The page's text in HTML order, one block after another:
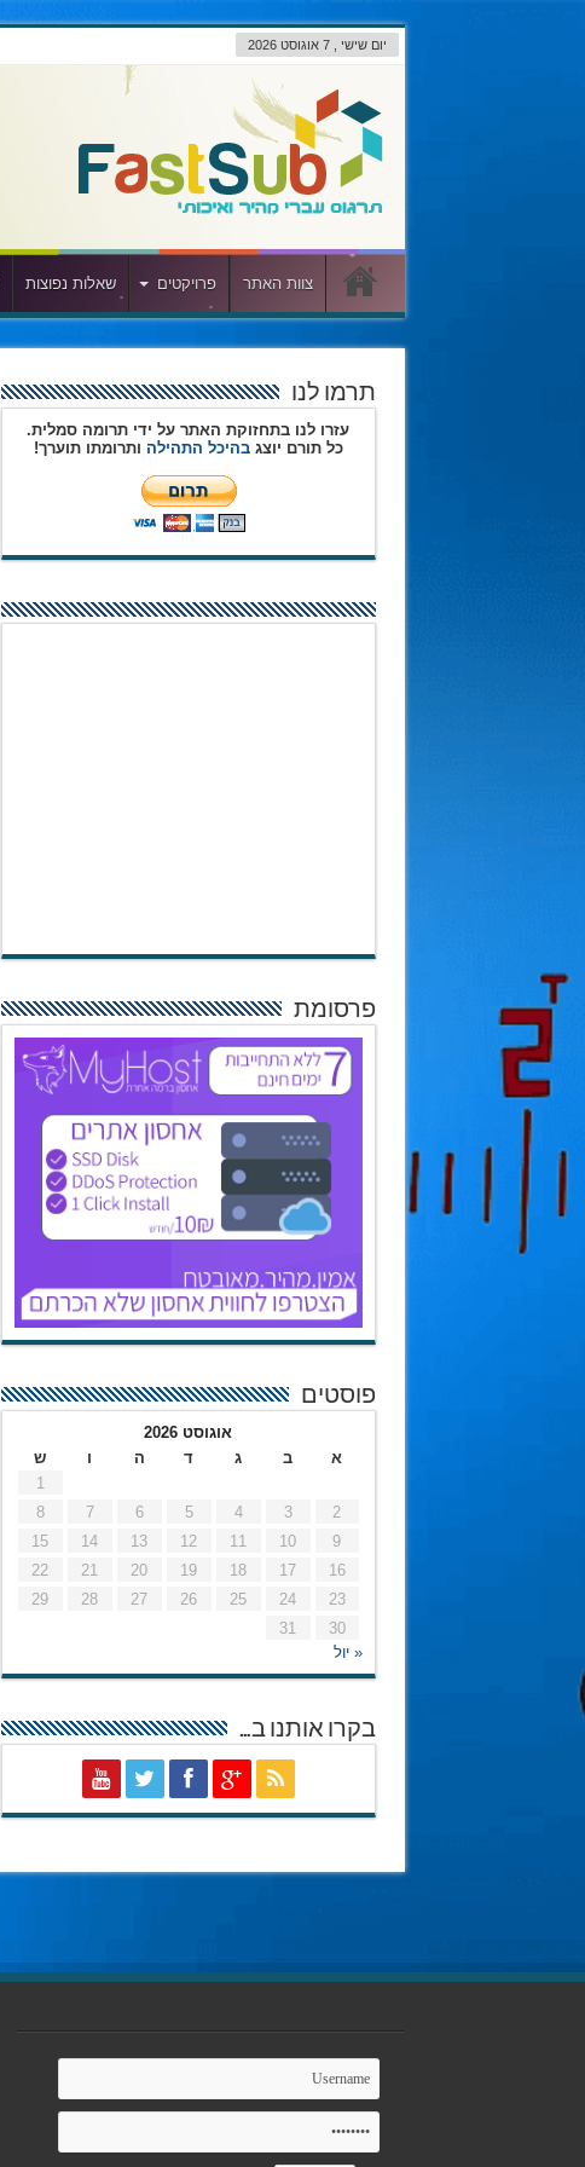
יום שישי , 7 אוגוסט 2026
צוות האתר פרויקטים שאלות נפוצות
תרמו לנו
עזרו לנו בתחזוקת האתר על ידי תרומה סמלית.
כל תורם יוצגבהיכל התהילה ותרומתו תוערך!
פרסומת
פוסטים
אוגוסט 2026
א
ב ג ד ה ו
ש
1
2
3
4
5
6
7
8
9
10
11
12
13
14
15
16
17
18
19
20
21
22
23
24
25
26
27
28
29
30
31
« יול
בקרו אותנו ב…